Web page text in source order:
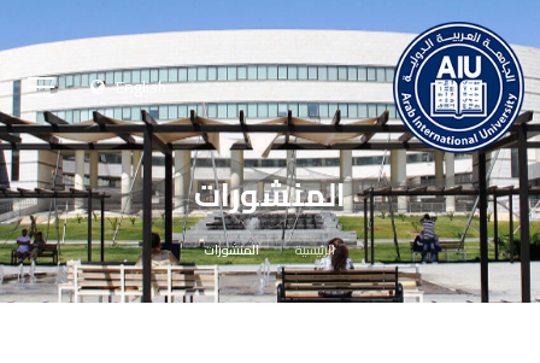
English
المنشورات
الرئيسية المنشورات